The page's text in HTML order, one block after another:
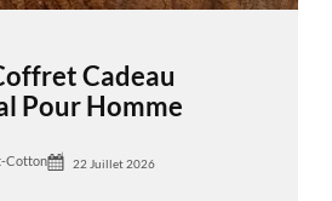
Cadeau
Pour Homme
Cotton 22 Juillet 2026